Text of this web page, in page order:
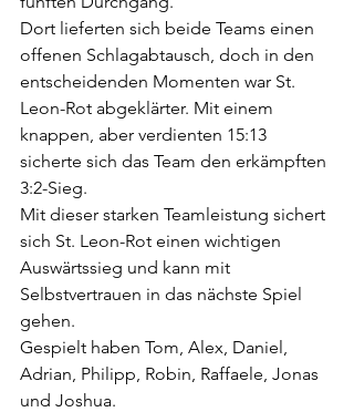
Dort lieferten sich beide Teams einen
offenen Schlagabtausch, doch in den
entscheidenden Momenten war St.
Leon-Rot abgeklärter. Mit einem
knappen, aber verdienten 15:13
sicherte sich das Team den erkämpften
3:2-Sieg.
Mit dieser starken Teamleistung sichert
sich St. Leon-Rot einen wichtigen
Auswärtssieg und kann mit
Selbstvertrauen in das nächste Spiel
gehen.
Gespielt haben Tom, Alex, Daniel,
Adrian, Philipp, Robin, Raffaele, Jonas
und Joshua.